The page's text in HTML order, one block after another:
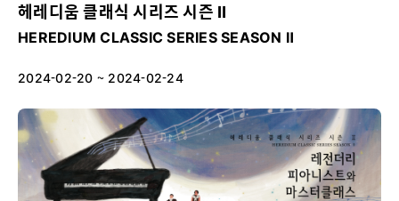
헤레디움 클래식 시리즈 시즌 Ⅱ
HEREDIUM CLASSIC SERIES SEASON Ⅱ
2024-02-20 ~ 2024-02-24